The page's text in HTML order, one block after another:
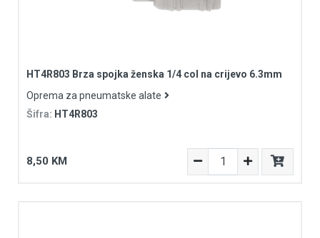
HT4R803 Brza spojka ženska 1/4 col na crijevo 6.3mm
Oprema za pneumatske alate
Šifra: HT4R803
8,50 KM